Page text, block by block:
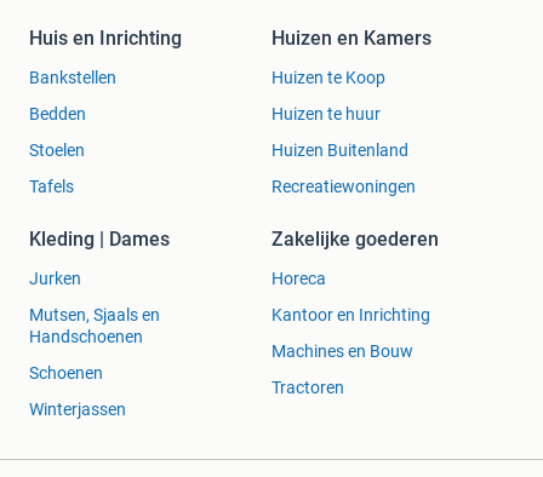
Huis en Inrichting
Bankstellen
Bedden
Stoelen
Tafels
Huizen en Kamers
Huizen te Koop
Huizen te huur
Huizen Buitenland
Recreatiewoningen
Kleding | Dames
Jurken
Mutsen, Sjaals en
Handschoenen
Schoenen
Winterjassen
Zakelijke goederen
Horeca
Kantoor en Inrichting
Machines en Bouw
Tractoren